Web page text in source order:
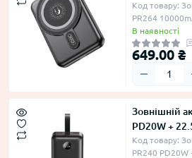
Код товару:
PR264
В наявності
649.00 ₴
Зовнішній
PD20W +
Код товару:
PR240